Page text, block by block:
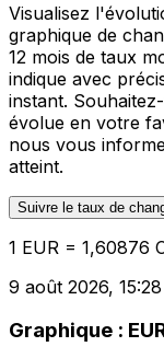
Visualisez
graphique de
12 mois de taux
indique avec
instant.
évolue en votre
nous vous
atteint.
Suivre le taux de
1 EUR = 1,60876
9 août 2026,
Graphique :